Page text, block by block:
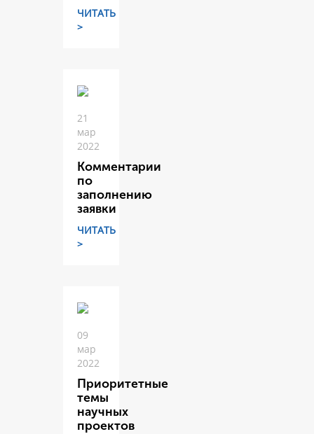
ЧИТАТЬ
>
21
мар
2022
Комментарии
по
заполнению
заявки
ЧИТАТЬ
>
09
мар
2022
Приоритетные
темы
научных
проектов